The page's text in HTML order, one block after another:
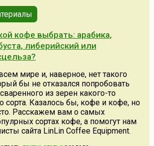
кофе выбрать: арабика,
либерийский или
мире и, наверное, нет такого
бы не отказался попробовать
из зерен какого-то
сорта. Казалось бы, кофе и кофе, но
Расскажем вам о самых
сортах кофе, а помогут нам
сайта LinLin Coffee Equipment.